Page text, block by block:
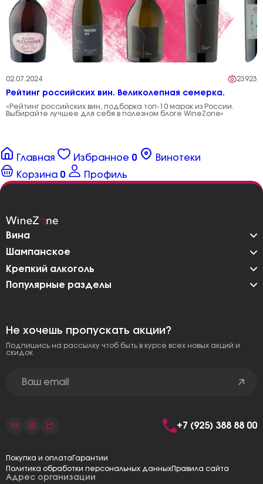
02.07.2024 23923
Рейтинг российских вин. Великолепная семерка.
«Рейтинг российских вин, подборка топ-10 марок из России.
Выбирайте лучшее для себя в полезном блоге WineZone»
Главная Избранное 0
Винотеки
Корзина 0 Профиль
Вина
Шампанское
Крепкий алкоголь
Популярные разделы
Адрес организации
Не хочешь пропускать акции?
Подпишись на рассылку чтоб быть в курсе всех новых акций и
скидок
+7 (925) 388 88 00
Покупка и оплата Гарантии
Политика обработки персональных данныхПравила сайта